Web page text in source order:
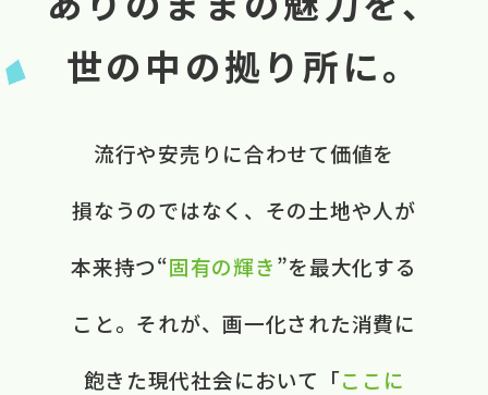
世の中の拠り所に。
流行や​安売りに​合わせて​価値を​
損なうのではなく、​ ​その​土地や​人が​
本来​持つ“固有の​輝き”を​最大化する​
こと。​ それが、​画一化された​消費に​
飽きた​現代社会に​おいて​ ​「ここに​